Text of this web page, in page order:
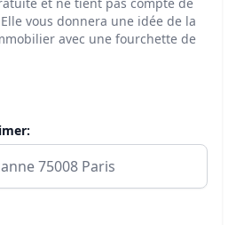
et ne tient pas compte de
vous donnera une idée de la
avec une fourchette de